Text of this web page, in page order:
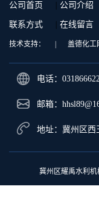
公司首页 公司介绍
联系方式 在线留言
技术支持： 盖德化工
电话：
邮箱：
地址：冀州区西
冀州区耀禹水利机